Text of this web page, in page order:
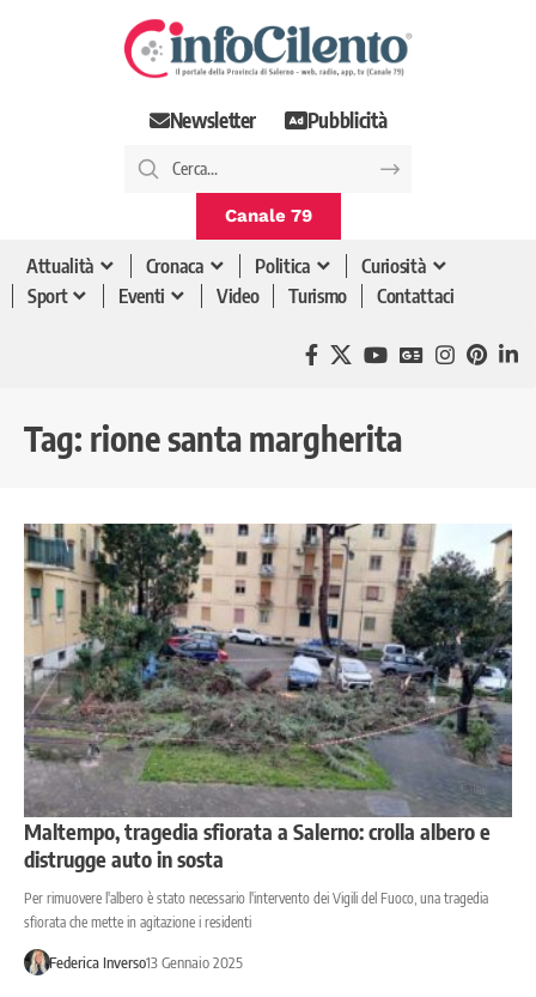
Newsletter Pubblicità
Canale 79
Attualità Cronaca Politica
Curiosità
Sport
Eventi Video Turismo Contattaci
Tag: rione santa margherita
Maltempo, tragedia sfiorata a Salerno: crolla albero e
distrugge auto in sosta
Per rimuovere l'albero è stato necessario l'intervento dei Vigili del Fuoco, una tragedia
sfiorata che mette in agitazione i residenti
Federica Inverso13 Gennaio 2025